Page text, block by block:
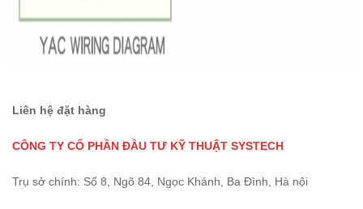
Liên hệ đặt hàng
CÔNG TY CỔ PHẦN ĐẦU TƯ KỸ THUẬT SYSTECH
Trụ sở chính: Số 8, Ngõ 84, Ngọc Khánh, Ba Đình, Hà nội